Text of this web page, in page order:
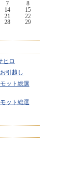
7
8
14
15
21
22
28
29
ヒロ
引越し
ット総選
ット総選